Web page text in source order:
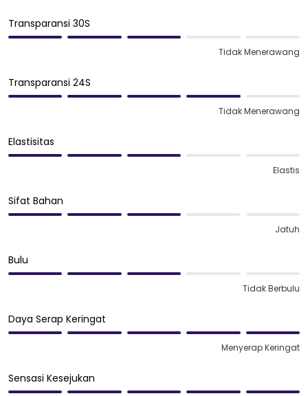
Transparansi 30S
Tidak Menerawang
Transparansi 24S
Tidak Menerawang
Elastisitas
Elastis
Sifat Bahan
Jatuh
Bulu
Tidak Berbulu
Daya Serap Keringat
Menyerap Keringat
Sensasi Kesejukan